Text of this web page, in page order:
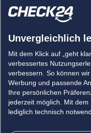
Unvergleichlich
Mit dem Klick auf „geht
verbessertes
verbessern. So können
Werbung und passende
Ihre persönlichen
jederzeit möglich. Mit dem
lediglich technisch